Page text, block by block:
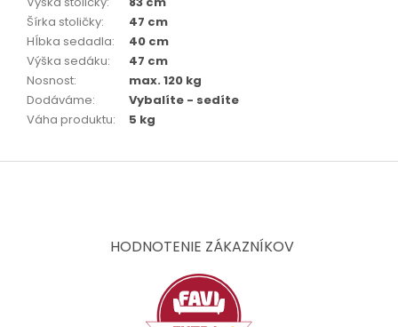
Šírka stoličky:
47 cm
Hĺbka sedadla:
40 cm
Výška sedáku:
47 cm
Nosnost:
max. 120 kg
Dodáváme:
Vybalíte - sedíte
Váha produktu: 5 kg
Z
HODNOTENIE ZÁKAZNÍKOV